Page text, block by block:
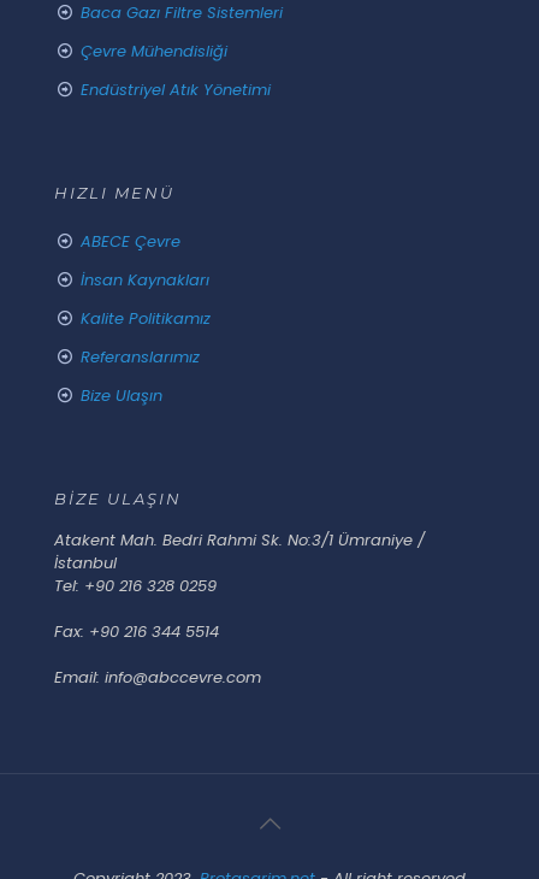
Baca Gazı Filtre Sistemleri
Çevre Mühendisliği
Endüstriyel Atık Yönetimi
HIZLI MENÜ
ABECE Çevre
İnsan Kaynakları
Kalite Politikamız
Referanslarımız
Bize Ulaşın
BİZE ULAŞIN
Atakent Mah. Bedri Rahmi Sk. No:3/1 Ümraniye /
İstanbul
Tel: +90 216 328 0259
Fax: +90 216 344 5514
Email: info@abccevre.com